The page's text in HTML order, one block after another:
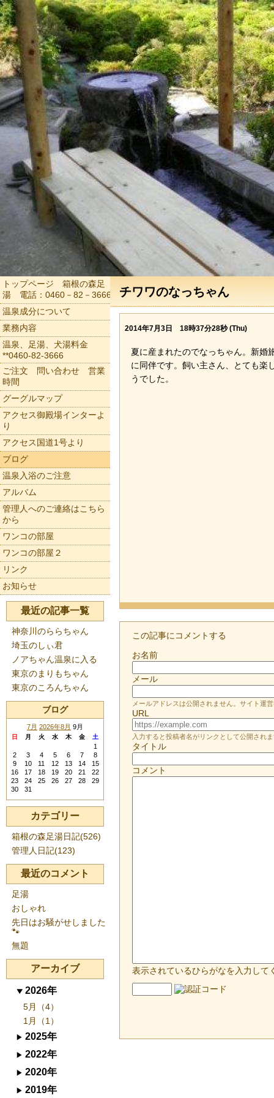
チワワのなっちゃん
2014年7月3日 18時37分28秒 (Thu)
夏に産まれたのでなっちゃん。新婚
に同伴です。飼い主さん、とても楽
うでした。
この記事にコメントする
お名前
メール
メールアドレスは公開されません。サイト運
URL
入力すると投稿者名がリンクとして公開され
タイトル
コメント
表示されているひらがなを入力して
トップページ 箱根の森足
湯 電話：0460－82－3666
温泉成分について
業務内容
温泉、足湯、犬湯料金
**0460-82-3666
ご注文 問い合わせ 営業
時間
グーグルマップ
アクセス御殿場インターよ
り
アクセス国道1号より
ブログ
温泉入浴のご注意
アルバム
管理人へのご連絡はこちら
から
ワンコの部屋
ワンコの部屋２
リンク
お知らせ
最近の記事一覧
神奈川のららちゃん
埼玉のしぃ君
ノアちゃん温泉に入る
東京のまりもちゃん
東京のころんちゃん
ブログ
7月 2026年8月 9月
日 月 火 水 木 金 土
1
2
3 4 5 6 7
8
9
10 11 12 13 14
15
16
17 18 19 20 21
22
23
24 25 26 27 28
29
30
31
カテゴリー
箱根の森足湯日記(526)
管理人日記(123)
最近のコメント
足湯
おしゃれ
先日はお騒がせしました
🐾
無題
アーカイブ
2026年
5月（4）
1月（1）
2025年
2022年
2020年
2019年